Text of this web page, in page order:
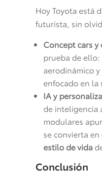
Hoy Toyota está
futurista, sin
Concept cars y
prueba de ello:
aerodinámico
enfocado en la
IA y
de inteligencia
modulares
se convierta en
estilo de vida
Conclusión